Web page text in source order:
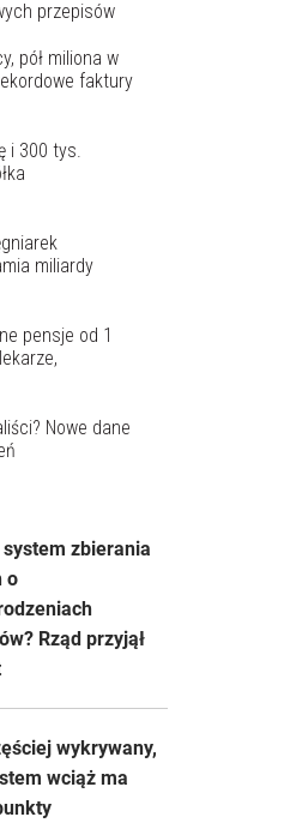
przepisów
pół miliona w
faktury
i 300 tys.
miliardy
pensje od 1
Nowe dane
system zbierania
o
Rząd przyjął
wykrywany,
wciąż ma